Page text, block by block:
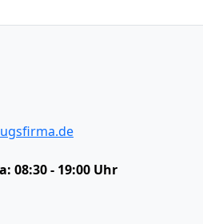
08:30 - 19:00 Uhr